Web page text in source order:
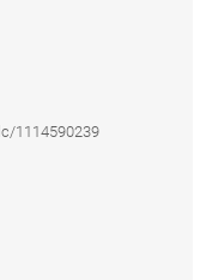
1114590239